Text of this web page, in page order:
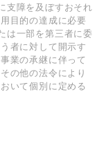
⽀障を及ぼすおそれ
⽬的の達成に必要
は⼀部を第三者に委
者に対して開⽰す
業の承継に伴って
の他の法令により
いて個別に定める